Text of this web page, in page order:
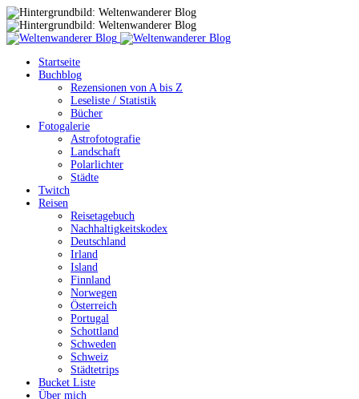
Startseite
Buchblog
Rezensionen von A bis Z
Leseliste / Statistik
Bücher
Fotogalerie
Astrofotografie
Landschaft
Polarlichter
Städte
Twitch
Reisen
Reisetagebuch
Nachhaltigkeitskodex
Deutschland
Irland
Island
Finnland
Norwegen
Österreich
Portugal
Schottland
Schweden
Schweiz
Städtetrips
Bucket Liste
Über mich